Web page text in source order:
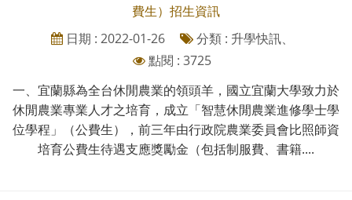
費生）招生資訊
日期 : 2022-01-26
分類 : 升學快訊、
點閱 : 3725
一、宜蘭縣為全台休閒農業的領頭羊，國立宜蘭大學致力於
休閒農業專業人才之培育，成立「智慧休閒農業進修學士學
位學程」（公費生），前三年由行政院農業委員會比照師資
培育公費生待遇支應獎勵金（包括制服費、書籍....